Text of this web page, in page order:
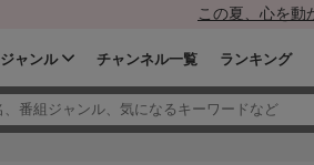
この夏、心を動
ジャンル チャンネル一覧 ランキング